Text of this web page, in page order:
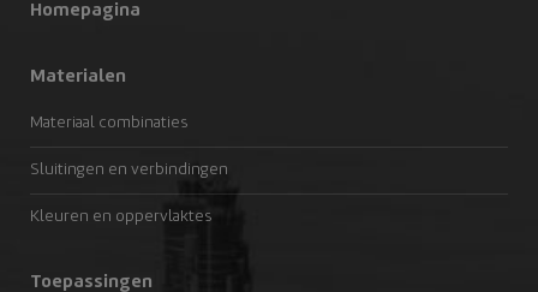
Homepagina
Materialen
Materiaal combinaties
Sluitingen en verbindingen
Kleuren en oppervlaktes
Toepassingen